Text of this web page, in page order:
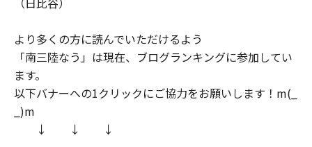
より多くの方に読んでいただけるよう
「南三陸なう」は現在、ブログランキングに参加してい
ます。
以下バナーへの1クリックにご協力をお願いします！m(_
_)m
↓ ↓ ↓